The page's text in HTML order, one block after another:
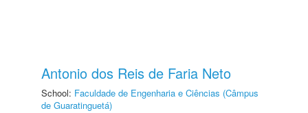
Antonio dos Reis de Faria Neto
School: Faculdade de Engenharia e Ciências (Câmpus
de Guaratinguetá)